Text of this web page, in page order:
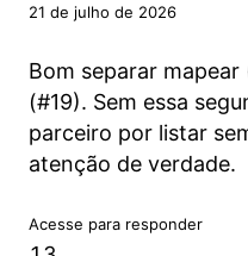
21 de julho de 2026
Bom separar
(#19). Sem essa
parceiro por listar
atenção de verdade.
Acesse para responder